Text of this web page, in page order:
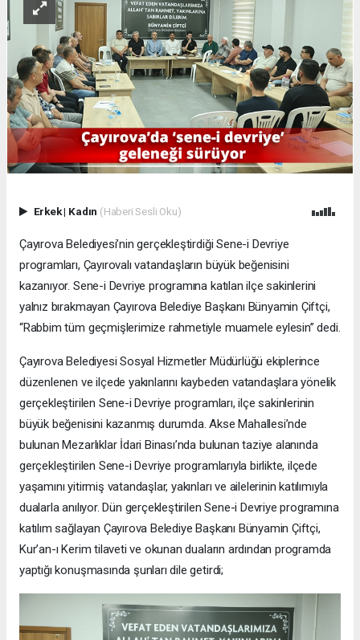
Erkek| Kadın (Haberi Sesli Oku)
Çayırova Belediyesi’nin gerçekleştirdiği Sene-i Devriye
programları, Çayırovalı vatandaşların büyük beğenisini
kazanıyor. Sene-i Devriye programına katılan ilçe sakinlerini
yalnız bırakmayan Çayırova Belediye Başkanı Bünyamin Çiftçi,
“Rabbim tüm geçmişlerimize rahmetiyle muamele eylesin” dedi.
Çayırova Belediyesi Sosyal Hizmetler Müdürlüğü ekiplerince
düzenlenen ve ilçede yakınlarını kaybeden vatandaşlara yönelik
gerçekleştirilen Sene-i Devriye programları, ilçe sakinlerinin
büyük beğenisini kazanmış durumda. Akse Mahallesi’nde
bulunan Mezarlıklar İdari Binası’nda bulunan taziye alanında
gerçekleştirilen Sene-i Devriye programlarıyla birlikte, ilçede
yaşamını yitirmiş vatandaşlar, yakınları ve ailelerinin katılımıyla
dualarla anılıyor. Dün gerçekleştirilen Sene-i Devriye programına
katılım sağlayan Çayırova Belediye Başkanı Bünyamin Çiftçi,
Kur’an-ı Kerim tilaveti ve okunan duaların ardından programda
yaptığı konuşmasında şunları dile getirdi;